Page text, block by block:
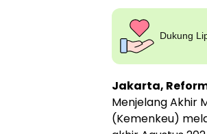
Dukung
Jakarta,
Menjelang Akhir
(Kemenkeu)